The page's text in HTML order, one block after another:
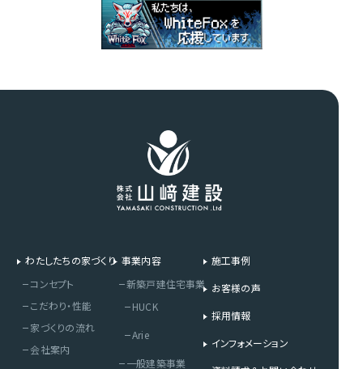
わたしたちの家づくり
コンセプト
こだわり・性能
家づくりの流れ
会社案内
事業内容
新築戸建住宅事業
HUCK
Arie
一般建築事業
施工事例
お客様の声
採用情報
インフォメーション